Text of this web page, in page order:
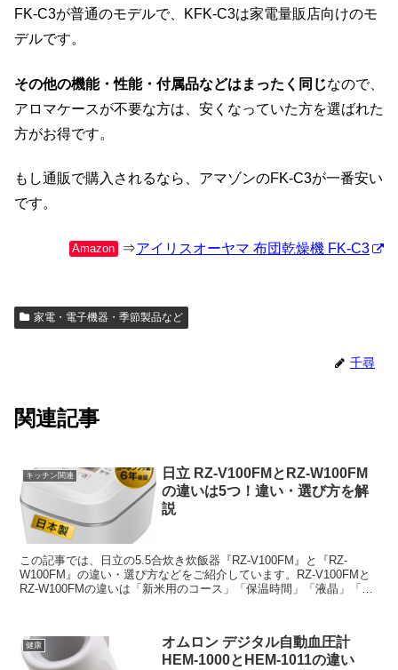
FK-C3が普通のモデルで、KFK-C3は家電量販店向けのモ
デルです。
その他の機能・性能・付属品などはまったく同じなので、
アロマケースが不要な方は、安くなっていた方を選ばれた
方がお得です。
もし通販で購入されるなら、アマゾンのFK-C3が一番安い
です。
Amazon ⇒アイリスオーヤマ 布団乾燥機 FK-C3
家電・電子機器・季節製品など
千尋
関連記事
キッチン関連
日立 RZ-V100FMとRZ-W100FM
の違いは5つ！違い・選び方を解
説
この記事では、日立の5.5合炊き炊飯器『RZ-V100FM』と『RZ-
W100FM』の違い・選び方などをご紹介しています。RZ-V100FMと
RZ-W100FMの違いは「新米用のコース」「保温時間」「液晶」「お
健康
オムロン デジタル自動血圧計
HEM-1000とHEM-1011の違い